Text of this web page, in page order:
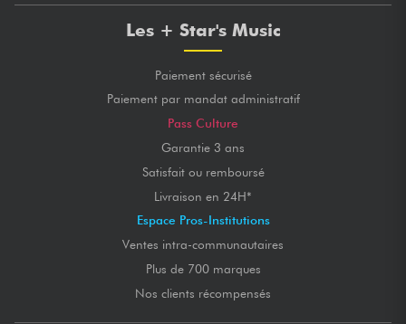
Les + Star's Music
Paiement sécurisé
Paiement par mandat administratif
Pass Culture
Garantie 3 ans
Satisfait ou remboursé
Livraison en 24H*
Espace Pros-Institutions
Ventes intra-communautaires
Plus de 700 marques
Nos clients récompensés